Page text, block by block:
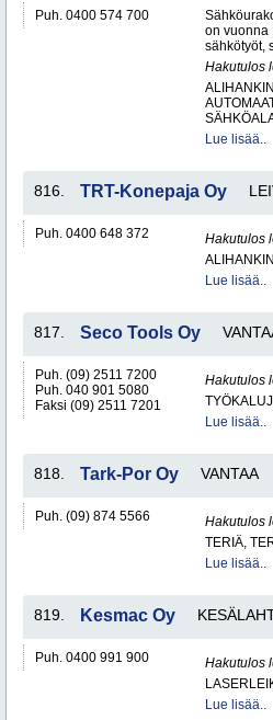
Puh. 0400 574 700
on vuonna
sähkötyöt,
Hakutulos
Lue lisää..
816. TRT-Konepaja Oy
Puh. 0400 648 372
Hakutulos
Lue lisää..
817. Seco Tools Oy
Puh. (09) 2511 7200
Puh. 040 901 5080
Faksi (09) 2511 7201
Hakutulos
Lue lisää..
818. Tark-Por Oy VANTAA
Puh. (09) 874 5566
Hakutulos
TERIÄ,
Lue lisää..
819. Kesmac Oy
Puh. 0400 991 900
Hakutulos
Lue lisää..